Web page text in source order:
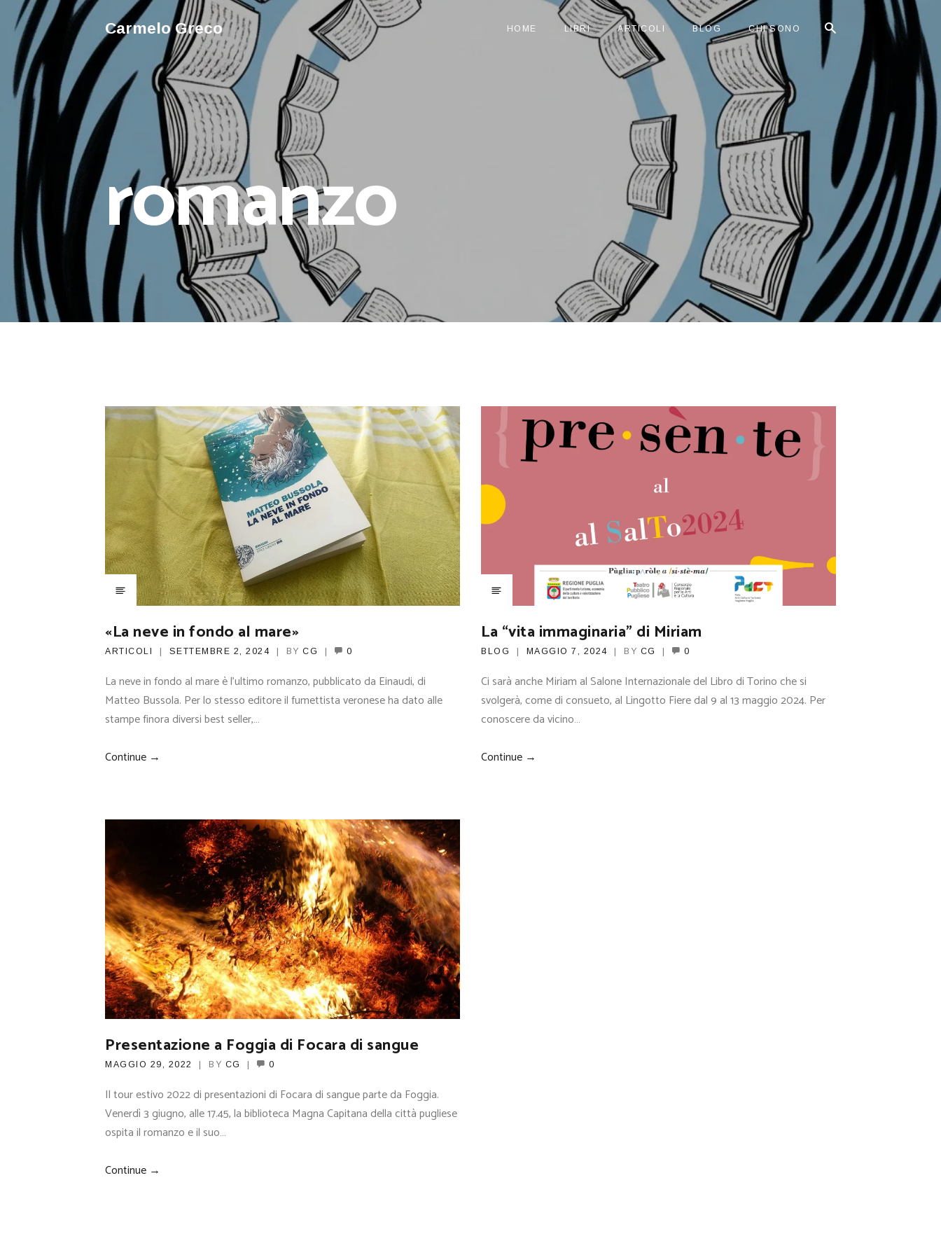
Carmelo Greco HOME LIBRI ARTICOLI BLOG CHI SONO
romanzo
«La neve in fondo al mare»
ARTICOLI SETTEMBRE 2, 2024 BY CG 0
La neve in fondo al mare è l’ultimo romanzo, pubblicato da Einaudi, di
Matteo Bussola. Per lo stesso editore il fumettista veronese ha dato alle
stampe finora diversi best seller,…
Continue →
La “vita immaginaria” di Miriam
BLOG MAGGIO 7, 2024 BY CG 0
Ci sarà anche Miriam al Salone Internazionale del Libro di Torino che si
svolgerà, come di consueto, al Lingotto Fiere dal 9 al 13 maggio 2024. Per
conoscere da vicino…
Continue →
Presentazione a Foggia di Focara di sangue
MAGGIO 29, 2022 BY CG 0
Il tour estivo 2022 di presentazioni di Focara di sangue parte da Foggia.
Venerdì 3 giugno, alle 17.45, la biblioteca Magna Capitana della città pugliese
ospita il romanzo e il suo…
Continue →